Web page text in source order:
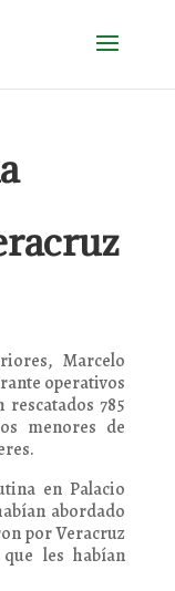
Marcelo
operativos
785
menores de
en Palacio
abordado
por Veracruz
les habían